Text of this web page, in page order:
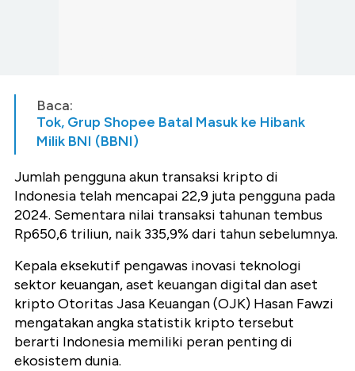
Baca:
Tok, Grup Shopee Batal Masuk ke Hibank
Milik BNI (BBNI)
Jumlah pengguna akun transaksi kripto di
Indonesia telah mencapai 22,9 juta pengguna pada
2024. Sementara nilai transaksi tahunan tembus
Rp650,6 triliun, naik 335,9% dari tahun sebelumnya.
Kepala eksekutif pengawas inovasi teknologi
sektor keuangan, aset keuangan digital dan aset
kripto Otoritas Jasa Keuangan (OJK) Hasan Fawzi
mengatakan angka statistik kripto tersebut
berarti Indonesia memiliki peran penting di
ekosistem dunia.